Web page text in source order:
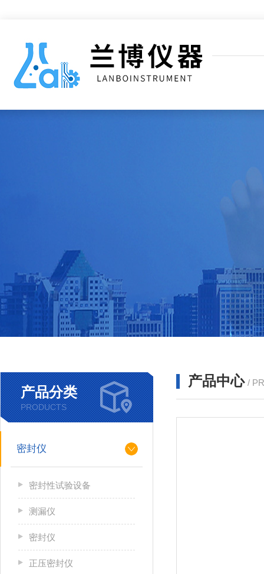
产品分类
PRODUCTS
密封仪
密封性试验设备
测漏仪
密封仪
正压密封仪
产品中心 /